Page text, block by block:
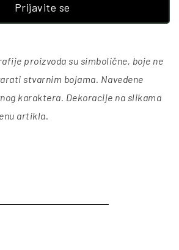
Prijavite se
proizvoda su simbolične, boje ne
stvarnim bojama. Navedene
karaktera. Dekoracije na slikama
artikla.